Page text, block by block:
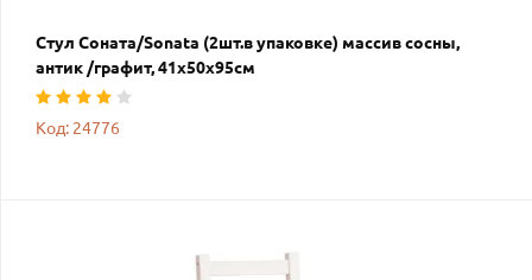
Стул Соната/Sonata (2шт.в упаковке) массив сосны,
антик /графит, 41х50х95см
Код: 24776